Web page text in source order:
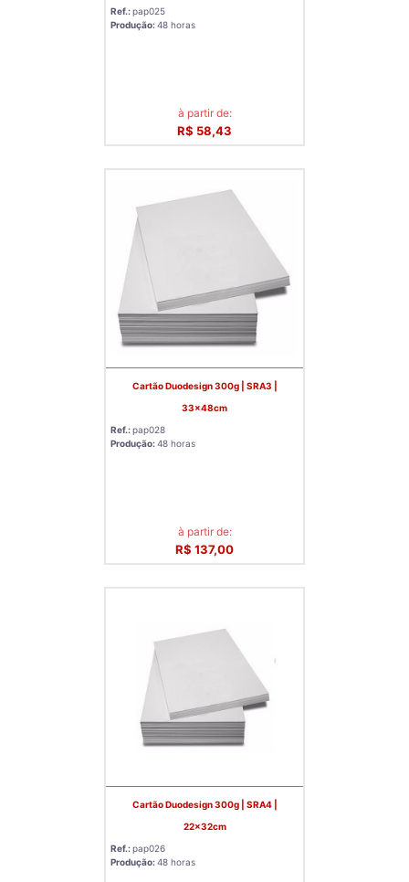
Ref.:pap025
Produção:48 horas
à partir de:
R$ 58,43
Cartão Duodesign 300g | SRA3 |
33x48cm
Ref.:pap028
Produção:48 horas
à partir de:
R$ 137,00
Cartão Duodesign 300g | SRA4 |
22x32cm
Ref.:pap026
Produção:48 horas